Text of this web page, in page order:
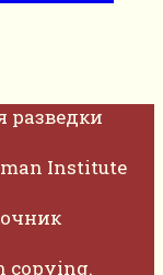
разведки
Institute
copying.